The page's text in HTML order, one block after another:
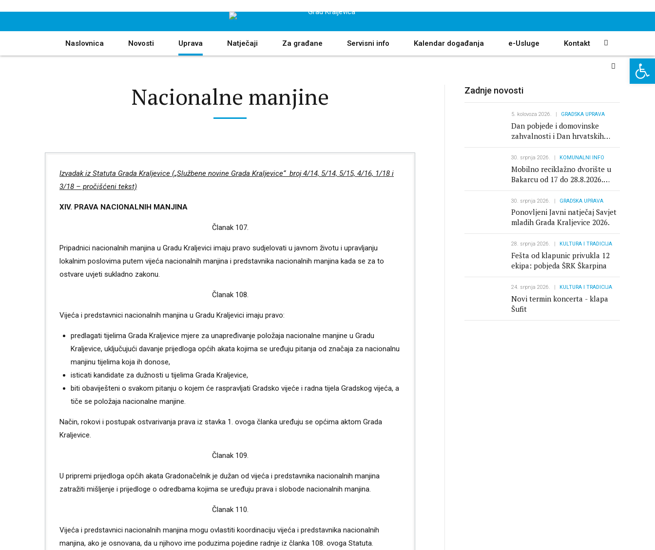
Naslovnica Novosti Uprava
Vlastiti pogon
Ovlasti i funkcije gradonačelnika
Gradonačelnici Kraljevice
Vizija i misija Grada Kraljevice
Gradski vijećnici
Odbori i povjerenstva
Mjesna samouprava
Dobitnici nagrada
Nacionalne manjine Pravo na pristup informacijama
Savjet za zaštitu potrošača
Natječaji Za građane Servisni info Kalendar događanja e-Usluge Kontakt
Nacionalne manjine
Izvadak iz Statuta Grada Kraljevice („Službene novine Grada Kraljevice“ broj 4/14, 5/14, 5/15, 4/16, 1/18 i
3/18 – pročišćeni tekst)
XIV. PRAVA NACIONALNIH MANJINA
Članak 107.
Pripadnici nacionalnih manjina u Gradu Kraljevici imaju pravo sudjelovati u javnom životu i upravljanju
lokalnim poslovima putem vijeća nacionalnih manjina i predstavnika nacionalnih manjina kada se za to
ostvare uvjeti sukladno zakonu.
Članak 108.
Vijeća i predstavnici nacionalnih manjina u Gradu Kraljevici imaju pravo:
predlagati tijelima Grada Kraljevice mjere za unapređivanje položaja nacionalne manjine u Gradu
Kraljevice, uključujući davanje prijedloga općih akata kojima se uređuju pitanja od značaja za nacionalnu
manjinu tijelima koja ih donose,
isticati kandidate za dužnosti u tijelima Grada Kraljevice,
biti obaviješteni o svakom pitanju o kojem će raspravljati Gradsko vijeće i radna tijela Gradskog vijeća, a
tiče se položaja nacionalne manjine.
Način, rokovi i postupak ostvarivanja prava iz stavka 1. ovoga članka uređuju se općima aktom Grada
Kraljevice.
Članak 109.
U pripremi prijedloga općih akata Gradonačelnik je dužan od vijeća i predstavnika nacionalnih manjina
zatražiti mišljenje i prijedloge o odredbama kojima se uređuju prava i slobode nacionalnih manjina.
Članak 110.
Vijeća i predstavnici nacionalnih manjina mogu ovlastiti koordinaciju vijeća i predstavnika nacionalnih
manjina, ako je osnovana, da u njihovo ime poduzima pojedine radnje iz članka 108. ovoga Statuta.
Zadnje novosti
5. kolovoza 2026. GRADSKA UPRAVA
Dan pobjede i domovinske
zahvalnosti i Dan hrvatskih
branitelja
30. srpnja 2026. KOMUNALNI INFO
Mobilno reciklažno dvorište u
Bakarcu od 17 do 28.8.2026.
zatvoreno
30. srpnja 2026. GRADSKA UPRAVA
Ponovljeni Javni natječaj Savjet
mladih Grada Kraljevice 2026.
28. srpnja 2026. KULTURA I TRADICIJA
Fešta od klapunic privukla 12
ekipa: pobjeda ŠRK Škarpina
24. srpnja 2026. KULTURA I TRADICIJA
Novi termin koncerta - klapa
Šufit